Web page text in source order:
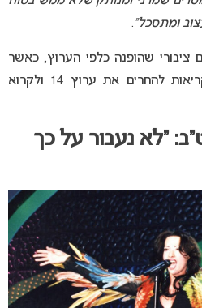
ומתסכל”.
ציבורי שהופנה כלפי הערוץ, כאשר
ברשתות החברתיות נשמעו קריאות להחרים את ערוץ 14 ולקרוא
“לא נעבור על כך